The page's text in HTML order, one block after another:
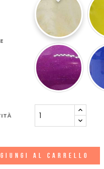
AL CARRELLO